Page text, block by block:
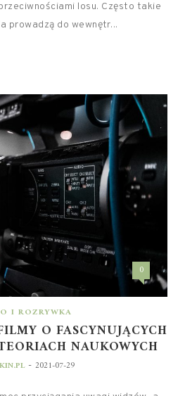
losu. Często takie
prowadzą do wewnętr...
0
I ROZRYWKA
O FASCYNUJĄCYCH
NAUKOWYCH
- 2021-07-29